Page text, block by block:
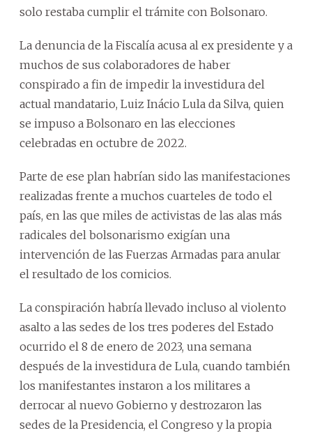
solo restaba cumplir el trámite con Bolsonaro.
La denuncia de la Fiscalía acusa al ex presidente y a
muchos de sus colaboradores de haber
conspirado a fin de impedir la investidura del
actual mandatario, Luiz Inácio Lula da Silva, quien
se impuso a Bolsonaro en las elecciones
celebradas en octubre de 2022.
Parte de ese plan habrían sido las manifestaciones
realizadas frente a muchos cuarteles de todo el
país, en las que miles de activistas de las alas más
radicales del bolsonarismo exigían una
intervención de las Fuerzas Armadas para anular
el resultado de los comicios.
La conspiración habría llevado incluso al violento
asalto a las sedes de los tres poderes del Estado
ocurrido el 8 de enero de 2023, una semana
después de la investidura de Lula, cuando también
los manifestantes instaron a los militares a
derrocar al nuevo Gobierno y destrozaron las
sedes de la Presidencia, el Congreso y la propia